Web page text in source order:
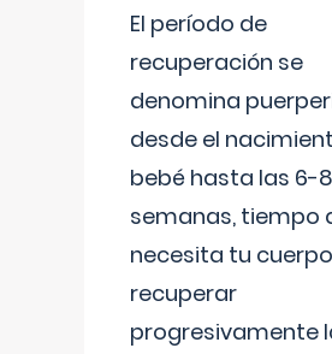
El período de
recuperación se
denomina
desde el
bebé hasta las 6-8
semanas, tiempo
necesita tu
recuperar
progresivamente